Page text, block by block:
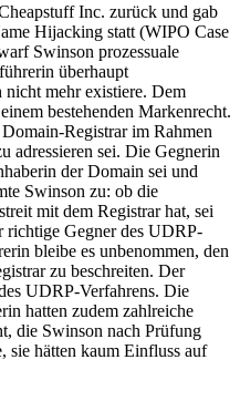
Inc. zurück und gab
Hijacking statt (WIPO Case
Swinson prozessuale
überhaupt
nicht mehr existiere. Dem
bestehenden Markenrecht.
Registrar im Rahmen
adressieren sei. Die Gegnerin
der Domain sei und
Swinson zu: ob die
mit dem Registrar hat, sei
richtige Gegner des UDRP-
bleibe es unbenommen, den
zu beschreiten. Der
UDRP-Verfahrens. Die
hatten zudem zahlreiche
die Swinson nach Prüfung
sie hätten kaum Einfluss auf